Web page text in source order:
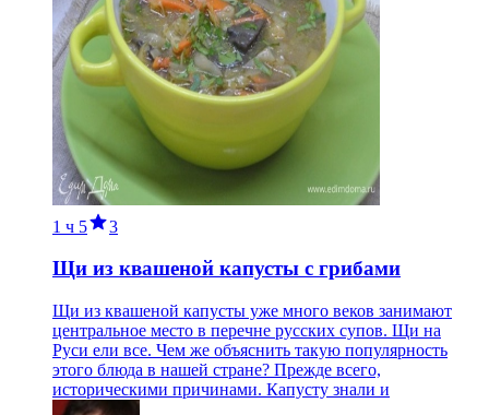
1 ч 5 3
Щи из квашеной капусты с грибами
Щи из квашеной капусты уже много веков занимают
центральное место в перечне русских супов. Щи на
Руси ели все. Чем же объяснить такую популярность
этого блюда в нашей стране? Прежде всего,
историческими причинами. Капусту знали и